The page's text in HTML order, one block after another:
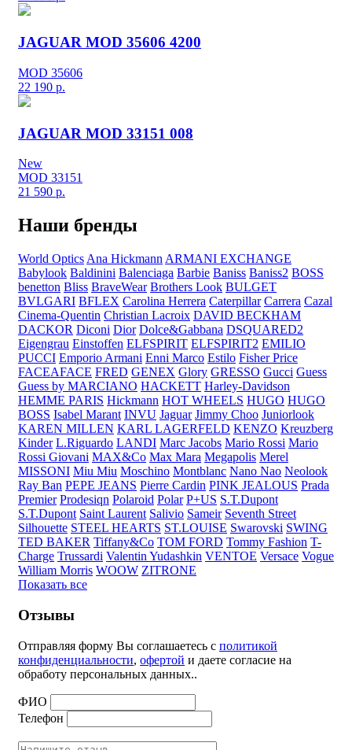
JAGUAR MOD 35606 4200
MOD 35606
22 190 р.
JAGUAR MOD 33151 008
New
MOD 33151
21 590 р.
Наши бренды
World Optics Ana Hickmann ARMANI EXCHANGE
Babylook Baldinini Balenciaga Barbie Baniss Baniss2 BOSS
benetton Bliss BraveWear Brothers Look BULGET
BVLGARI BFLEX Carolina Herrera Caterpillar Carrera Cazal
Cinema-Quentin Christian Lacroix DAVID BECKHAM
DACKOR Diconi Dior Dolce&Gabbana DSQUARED2
Eigengrau Einstoffen ELFSPIRIT ELFSPIRIT2 EMILIO
PUCCI Emporio Armani Enni Marco Estilo Fisher Price
FACEAFACE FRED GENEX Glory GRESSO Gucci Guess
Guess by MARCIANO HACKETT Harley-Davidson
HEMME PARIS Hickmann HOT WHEELS HUGO HUGO
BOSS Isabel Marant INVU Jaguar Jimmy Choo Juniorlook
KAREN MILLEN KARL LAGERFELD KENZO Kreuzberg
Kinder L.Riguardo LANDI Marc Jacobs Mario Rossi Mario
Rossi Giovani MAX&Co Max Mara Megapolis Merel
MISSONI Miu Miu Moschino Montblanc Nano Nao Neolook
Ray Ban PEPE JEANS Pierre Cardin PINK JEALOUS Prada
Premier Prodesiqn Polaroid Polar P+US S.T.Dupont
S.T.Dupont Saint Laurent Salivio Sameir Seventh Street
Silhouette STEEL HEARTS ST.LOUISE Swarovski SWING
TED BAKER Tiffany&Co TOM FORD Tommy Fashion T-
Charge Trussardi Valentin Yudashkin VENTOE Versace Vogue
William Morris WOOW ZITRONE
Показать все
Отзывы
Отправляя форму Вы соглашаетесь с политикой
конфиденциальности, офертой и даете согласие на
обработу персональных данных..
ФИО
Телефон